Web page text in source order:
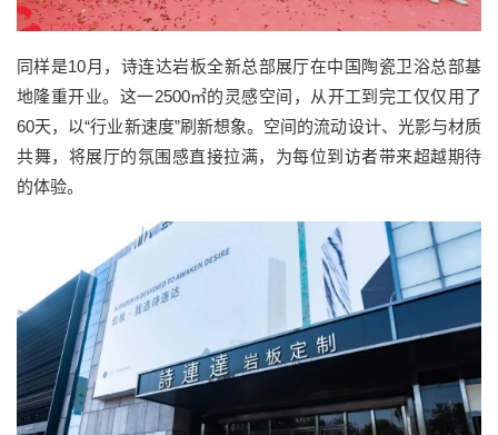
同样是10月， 诗连达岩板全新总部展厅在中国陶瓷卫浴总部基
地隆重开业。 这一2500㎡的灵感空间，从开工到 完工仅仅用了
60天，以“行业新速度”刷新想象。 空间的流动设计、 光影与材质
共舞， 将展厅的氛围感直接拉满， 为每位到访者带来超越期待
的体验。